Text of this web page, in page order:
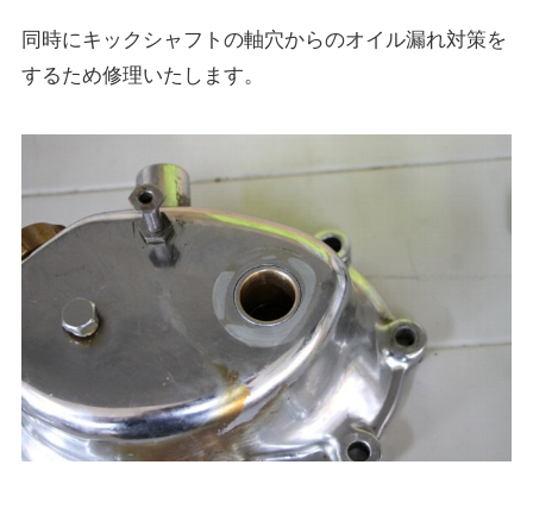
同時にキックシャフトの軸穴からのオイル漏れ対策を
するため修理いたします。